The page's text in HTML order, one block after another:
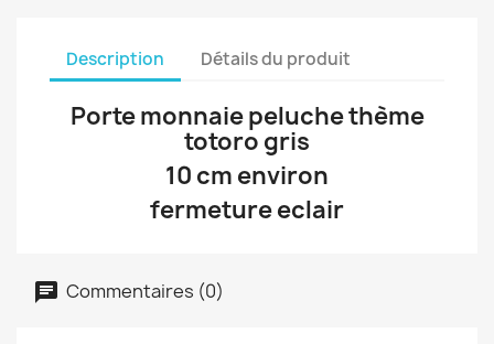
Description Détails du produit
Porte monnaie peluche thème
totoro gris
10 cm environ
fermeture eclair
Commentaires (0)